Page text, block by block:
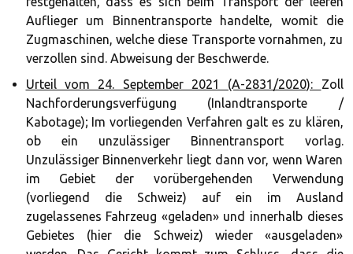
Auflieger um Binnentransporte handelte, womit die
Zugmaschinen, welche diese Transporte vornahmen, zu
verzollen sind. Abweisung der Beschwerde.
Urteil vom 24. September 2021 (A-2831/2020): Zoll
Nachforderungsverfügung (Inlandtransporte /
Kabotage); Im vorliegenden Verfahren galt es zu klären,
ob ein unzulässiger Binnentransport vorlag.
Unzulässiger Binnenverkehr liegt dann vor, wenn Waren
im Gebiet der vorübergehenden Verwendung
(vorliegend die Schweiz) auf ein im Ausland
zugelassenes Fahrzeug «geladen» und innerhalb dieses
Gebietes (hier die Schweiz) wieder «ausgeladen»